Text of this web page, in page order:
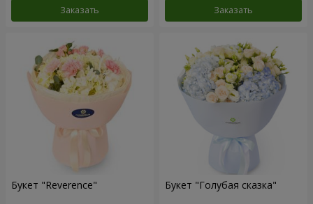
Заказать Заказать
Букет "Reverence" Букет "Голубая сказка"